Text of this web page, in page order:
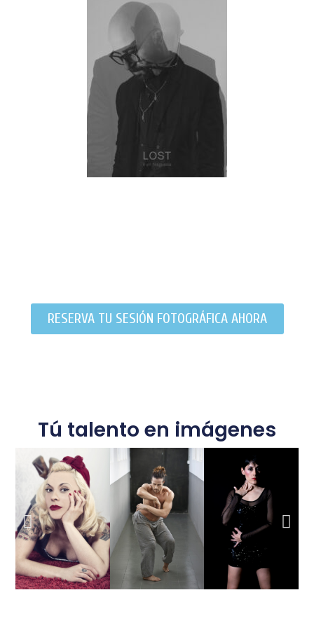
RESERVA TU SESIÓN FOTOGRÁFICA AHORA
Tú talento en imágenes